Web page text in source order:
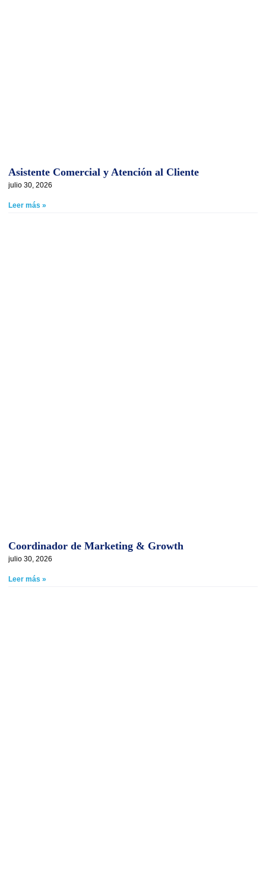
Asistente Comercial y Atención al Cliente
julio 30, 2026
Leer más »
Coordinador de Marketing & Growth
julio 30, 2026
Leer más »